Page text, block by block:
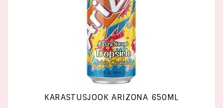
KARASTUSJOOK ARIZONA 650ML